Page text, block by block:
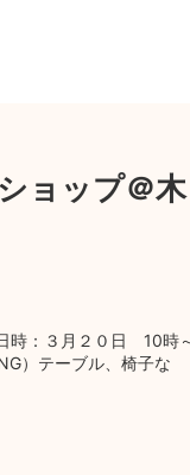
ョップ＠木
時：３月２０日 10時
）テーブル、椅子な